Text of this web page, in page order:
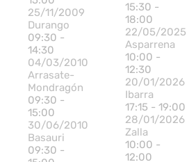
25/11/2009
Durango
09:30 -
14:30
04/03/2010
Arrasate-
Mondragón
09:30 -
15:00
30/06/2010
Basauri
09:30 -
15:30 -
18:00
22/05/2025
Asparrena
10:00 -
12:30
20/01/2026
Ibarra
17:15 - 19:00
28/01/2026
Zalla
10:00 -
12:00